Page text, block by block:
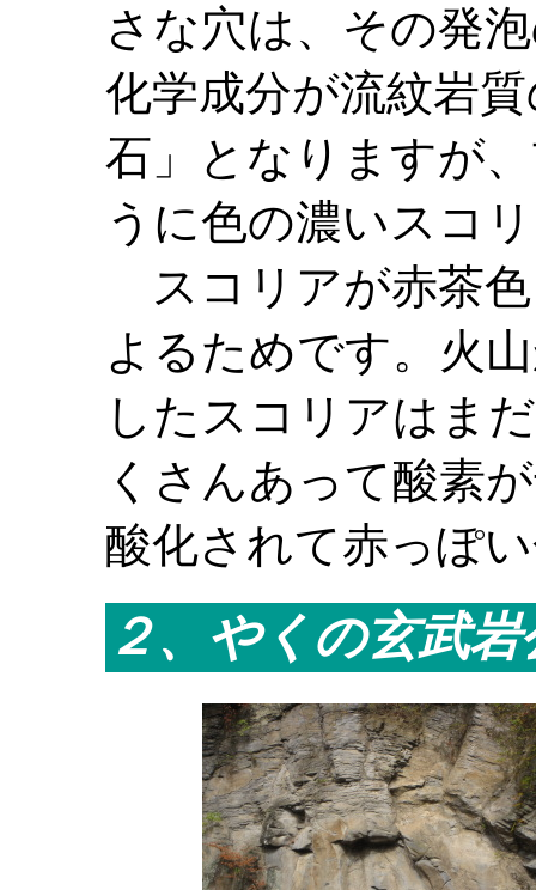
さな穴は、その発
化学成分が流紋岩
石」となりますが
うに色の濃いスコ
スコリアが赤茶
よるためです。火
したスコリアはま
くさんあって酸素
酸化されて赤っぽ
２、やくの玄武岩